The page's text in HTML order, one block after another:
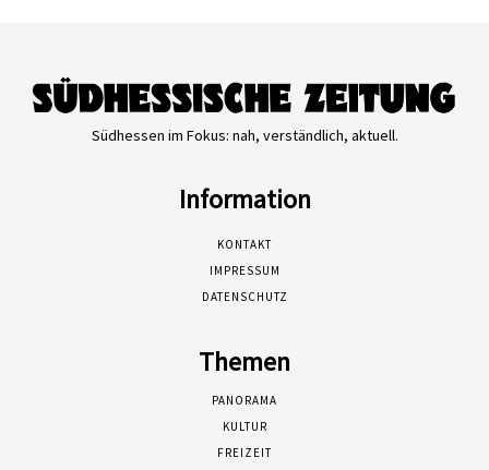
Südhessen im Fokus: nah, verständlich, aktuell.
Information
KONTAKT
IMPRESSUM
DATENSCHUTZ
Themen
PANORAMA
KULTUR
FREIZEIT